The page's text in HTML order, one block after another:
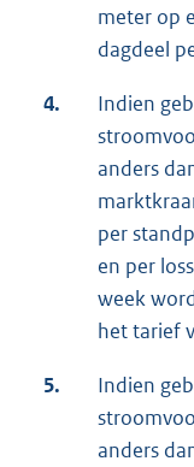
meter op
dagdeel
4.
Indien
anders
per
en per
week
het tarief
5.
Indien
anders